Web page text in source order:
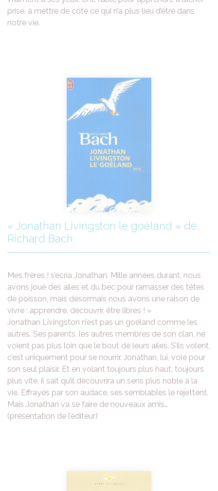
prise, à mettre de côté ce qui n’a plus lieu d’être dans
notre vie.
« Jonathan Livingston le goéland » de
Richard Bach
Mes frères ! s’écria Jonathan. Mille années durant, nous
avons joué des ailes et du bec pour ramasser des têtes
de poisson, mais désormais nous avons une raison de
vivre : apprendre, découvrir, être libres ! »
Jonathan Livingston n’est pas un goéland comme les
autres. Ses parents, les autres membres de son clan, ne
voient pas plus loin que le bout de leurs ailes. S’ils volent,
c’est uniquement pour se nourrir. Jonathan, lui, vole pour
son seul plaisir. Et en volant toujours plus haut, toujours
plus vite, il sait qu’il découvrira un sens plus noble à la
vie. Effrayés par son audace, ses semblables le rejettent.
Mais Jonathan va se faire de nouveaux amis…
(présentation de l’éditeur)